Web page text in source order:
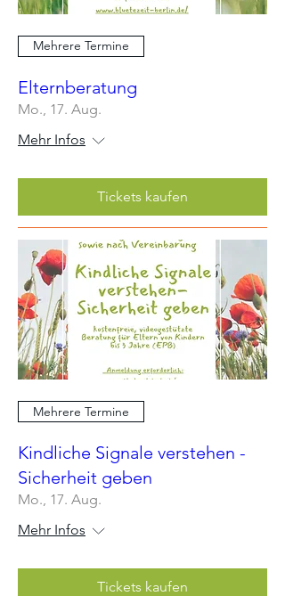
Mehrere Termine
Elternberatung
Mo., 17. Aug.
Mehr Infos
Tickets kaufen
Mehrere Termine
Kindliche Signale verstehen -
Sicherheit geben
Mo., 17. Aug.
Mehr Infos
Tickets kaufen